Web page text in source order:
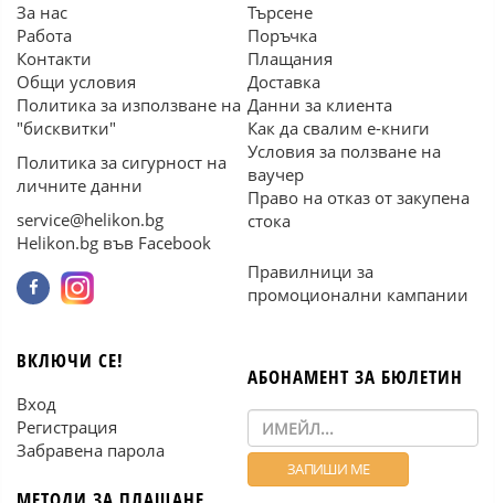
За нас
Работа
Контакти
Общи условия
Политика за използване на
"бисквитки"
Политика за сигурност на
личните данни
service@helikon.bg
Helikon.bg във Facebook
Търсене
Поръчка
Плащания
Доставка
Данни за клиента
Как да свалим е-книги
Условия за ползване на
ваучер
Право на отказ от закупена
стока
Правилници за
промоционални кампании
ВКЛЮЧИ СЕ!
Вход
Регистрация
Забравена парола
АБОНАМЕНТ ЗА БЮЛЕТИН